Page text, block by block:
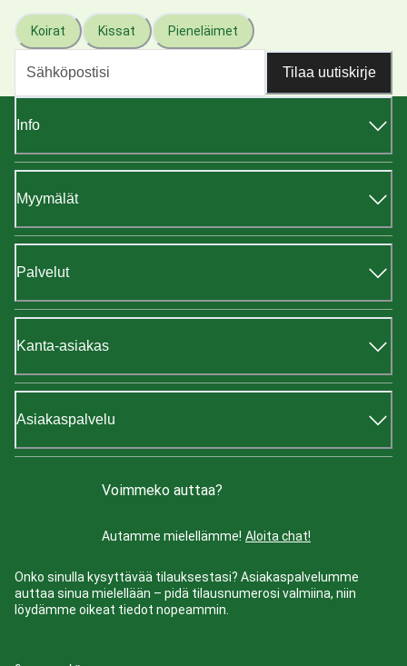
Koirat Kissat Pieneläimet
Tilaa uutiskirje
Info
Myymälät
Palvelut
Kanta-asiakas
Asiakaspalvelu
Voimmeko auttaa?
Autamme mielellämme! Aloita chat!
Onko sinulla kysyttävää tilauksestasi? Asiakaspalvelumme
auttaa sinua mielellään – pidä tilausnumerosi valmiina, niin
löydämme oikeat tiedot nopeammin.